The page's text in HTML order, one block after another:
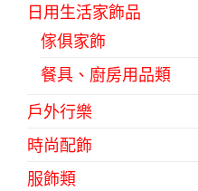
日用生活家飾品
傢俱家飾
餐具、廚房用品類
戶外行樂
時尚配飾
服飾類